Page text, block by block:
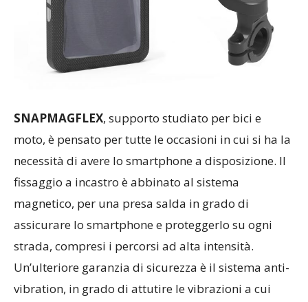
SNAPMAGFLEX, supporto studiato per bici e
moto, è pensato per tutte le occasioni in cui si ha la
necessità di avere lo smartphone a disposizione. Il
fissaggio a incastro è abbinato al sistema
magnetico, per una presa salda in grado di
assicurare lo smartphone e proteggerlo su ogni
strada, compresi i percorsi ad alta intensità.
Un’ulteriore garanzia di sicurezza è il sistema anti-
vibration, in grado di attutire le vibrazioni a cui